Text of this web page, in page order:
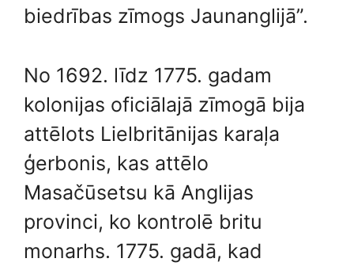
biedrības zīmogs Jaunanglijā”.
No 1692. līdz 1775. gadam
kolonijas oficiālajā zīmogā bija
attēlots Lielbritānijas karaļa
ģerbonis, kas attēlo
Masačūsetsu kā Anglijas
provinci, ko kontrolē britu
monarhs. 1775. gadā, kad